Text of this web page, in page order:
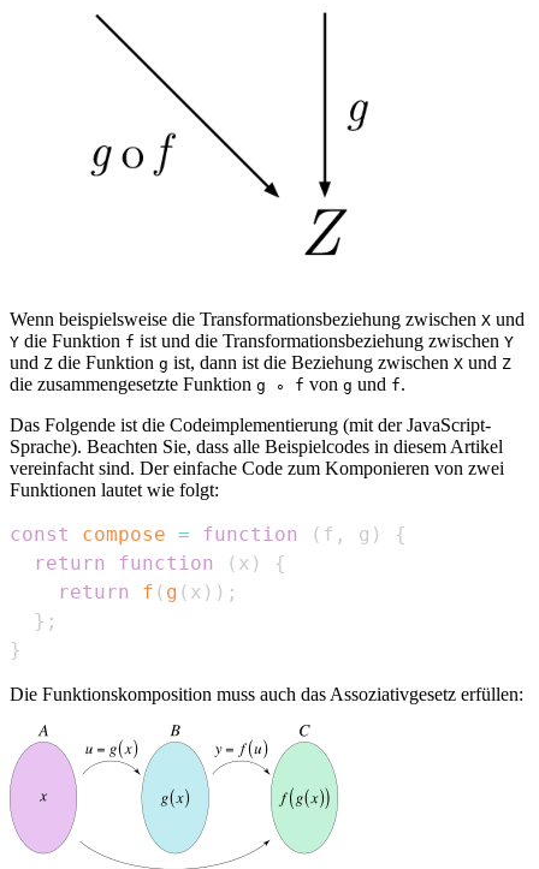
Wenn beispielsweise die Transformationsbeziehung zwischen X und
Y die Funktion f ist und die Transformationsbeziehung zwischen Y
und Z die Funktion g ist, dann ist die Beziehung zwischen X und Z
die zusammengesetzte Funktion g ∘ f von g und f.
Das Folgende ist die Codeimplementierung (mit der JavaScript-
Sprache). Beachten Sie, dass alle Beispielcodes in diesem Artikel
vereinfacht sind. Der einfache Code zum Komponieren von zwei
Funktionen lautet wie folgt:
const compose = function ( f , g )
{
return
function ( x )
{
return
f ( g ( x ) ) ;
} ;
}
Die Funktionskomposition muss auch das Assoziativgesetz erfüllen: